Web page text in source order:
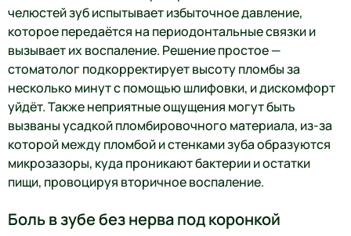
челюстей зуб испытывает избыточное давление,
которое передаётся на периодонтальные связки и
вызывает их воспаление. Решение простое —
стоматолог подкорректирует высоту пломбы за
несколько минут с помощью шлифовки, и дискомфорт
уйдёт. Также неприятные ощущения могут быть
вызваны усадкой пломбировочного материала, из-за
которой между пломбой и стенками зуба образуются
микрозазоры, куда проникают бактерии и остатки
пищи, провоцируя вторичное воспаление.
Боль в зубе без нерва под коронкой